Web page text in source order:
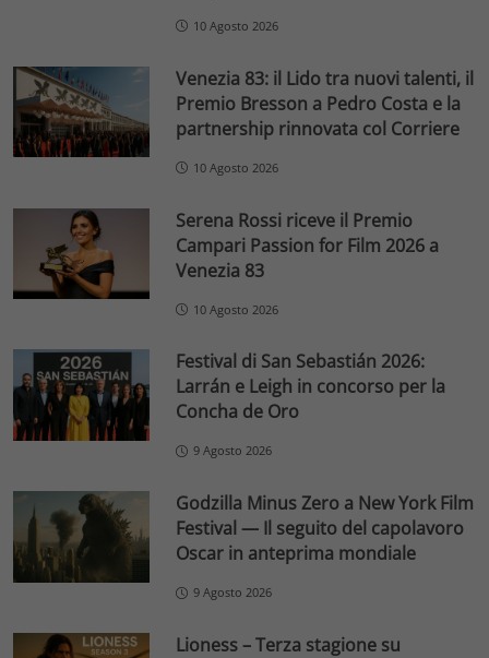
10 Agosto 2026
Venezia 83: il Lido tra nuovi talenti, il
Premio Bresson a Pedro Costa e la
partnership rinnovata col Corriere
10 Agosto 2026
Serena Rossi riceve il Premio
Campari Passion for Film 2026 a
Venezia 83
10 Agosto 2026
Festival di San Sebastián 2026:
Larrán e Leigh in concorso per la
Concha de Oro
9 Agosto 2026
Godzilla Minus Zero a New York Film
Festival — Il seguito del capolavoro
Oscar in anteprima mondiale
9 Agosto 2026
Lioness – Terza stagione su